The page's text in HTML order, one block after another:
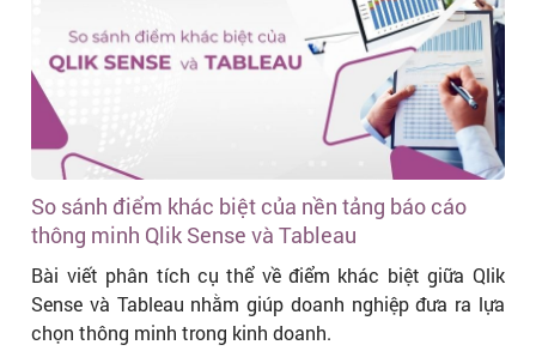
So sánh điểm khác biệt của nền tảng báo cáo
thông minh Qlik Sense và Tableau
Bài viết phân tích cụ thể về điểm khác biệt giữa Qlik
Sense và Tableau nhằm giúp doanh nghiệp đưa ra lựa
chọn thông minh trong kinh doanh.